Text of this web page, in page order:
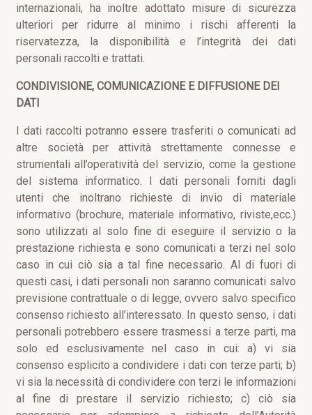
internazionali, ha inoltre adottato misure di sicurezza
ulteriori per ridurre al minimo i rischi afferenti la
riservatezza, la disponibilità e l’integrità dei dati
personali raccolti e trattati.
CONDIVISIONE, COMUNICAZIONE E DIFFUSIONE DEI
DATI
I dati raccolti potranno essere trasferiti o comunicati ad
altre società per attività strettamente connesse e
strumentali all’operatività del servizio, come la gestione
del sistema informatico. I dati personali forniti dagli
utenti che inoltrano richieste di invio di materiale
informativo (brochure, materiale informativo, riviste,ecc.)
sono utilizzati al solo fine di eseguire il servizio o la
prestazione richiesta e sono comunicati a terzi nel solo
caso in cui ciò sia a tal fine necessario. Al di fuori di
questi casi, i dati personali non saranno comunicati salvo
previsione contrattuale o di legge, ovvero salvo specifico
consenso richiesto all’interessato. In questo senso, i dati
personali potrebbero essere trasmessi a terze parti, ma
solo ed esclusivamente nel caso in cui: a) vi sia
consenso esplicito a condividere i dati con terze parti; b)
vi sia la necessità di condividere con terzi le informazioni
al fine di prestare il servizio richiesto; c) ciò sia